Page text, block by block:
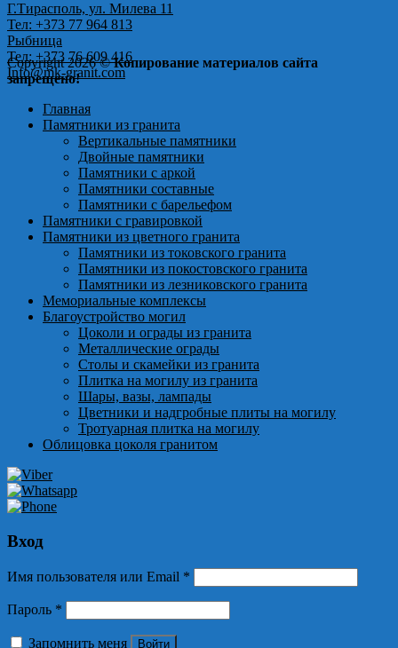
Г.Тирасполь, ул. Милева 11
Тел: +373 77 964 813
Рыбница
Тел: +373 76 609 416
Info@mk-granit.com
Copyright 2026 ©Копирование материалов сайта
запрещено!
Главная
Памятники из гранита
Вертикальные памятники
Двойные памятники
Памятники с аркой
Памятники составные
Памятники с барельефом
Памятники с гравировкой
Памятники из цветного гранита
Памятники из токовского гранита
Памятники из покостовского гранита
Памятники из лезниковского гранита
Мемориальные комплексы
Благоустройство могил
Цоколи и ограды из гранита
Металлические ограды
Столы и скамейки из гранита
Плитка на могилу из гранита
Шары, вазы, лампады
Цветники и надгробные плиты на могилу
Тротуарная плитка на могилу
Облицовка цоколя гранитом
Вход
Имя пользователя или Email *
Пароль *
Запомнить меня Войти